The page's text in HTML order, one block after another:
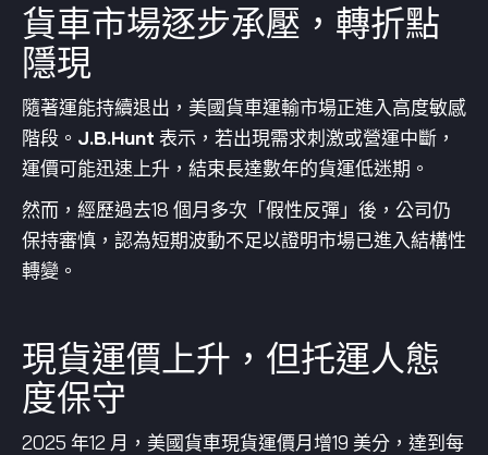
貨車市場逐步承壓，轉折點
隱現
隨著運能持續退出，美國貨車運輸市場正進入高度敏感
階段。 J.B.Hunt 表示，若出現需求刺激或營運中斷，
運價可能迅速上升，結束長達數年的貨運低迷期。
然而，經歷過去18 個月多次「假性反彈」後，公司仍
保持審慎，認為短期波動不足以證明市場已進入結構性
轉變。
現貨運價上升，但托運人態
度保守
2025 年12 月，美國貨車現貨運價月增19 美分，達到每